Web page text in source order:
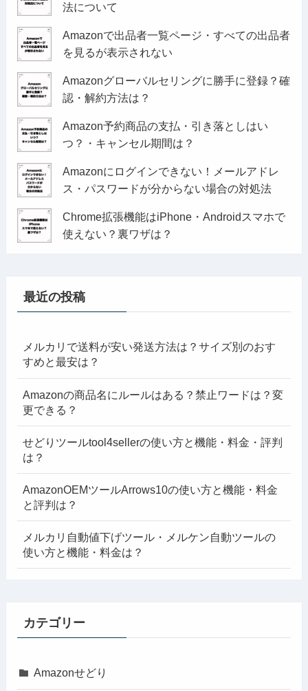
法について
Amazonで出品者一覧ページ・すべての出品者
を見るが表示されない
Amazonグローバルセリングに勝手に登録？確
認・解約方法は？
Amazon予約商品の支払・引き落としはい
つ？・キャンセル期間は？
Amazonにログインできない！メールアドレ
ス・パスワードが分からない場合の対処法
Chrome拡張機能はiPhone・Androidスマホで
使えない？裏ワザは？
最近の投稿
メルカリで送料が安い発送方法は？サイズ別のおす
すめと最安は？
Amazonの商品名にルールはある？禁止ワードは？変
更できる？
せどりツールtool4sellerの使い方と機能・料金・評判
は？
AmazonOEMツールArrows10の使い方と機能・料金
と評判は？
メルカリ自動値下げツール・メルケン自動ツールの
使い方と機能・料金は？
カテゴリー
Amazonせどり